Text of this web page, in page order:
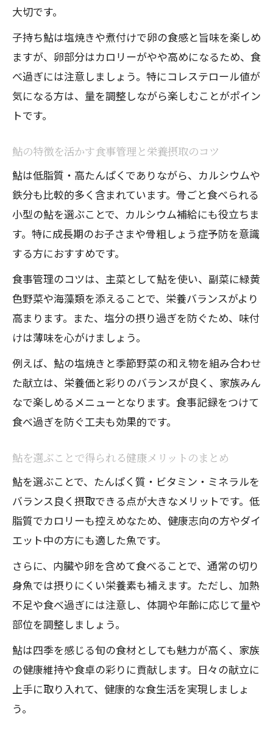
大切です。
子持ち鮎は塩焼きや煮付けで卵の食感と旨味を楽しめ
ますが、卵部分はカロリーがやや高めになるため、食
べ過ぎには注意しましょう。特にコレステロール値が
気になる方は、量を調整しながら楽しむことがポイン
トです。
鮎の特徴を活かす食事管理と栄養摂取のコツ
鮎は低脂質・高たんぱくでありながら、カルシウムや
鉄分も比較的多く含まれています。骨ごと食べられる
小型の鮎を選ぶことで、カルシウム補給にも役立ちま
す。特に成長期のお子さまや骨粗しょう症予防を意識
する方におすすめです。
食事管理のコツは、主菜として鮎を使い、副菜に緑黄
色野菜や海藻類を添えることで、栄養バランスがより
高まります。また、塩分の摂り過ぎを防ぐため、味付
けは薄味を心がけましょう。
例えば、鮎の塩焼きと季節野菜の和え物を組み合わせ
た献立は、栄養価と彩りのバランスが良く、家族みん
なで楽しめるメニューとなります。食事記録をつけて
食べ過ぎを防ぐ工夫も効果的です。
鮎を選ぶことで得られる健康メリットのまとめ
鮎を選ぶことで、たんぱく質・ビタミン・ミネラルを
バランス良く摂取できる点が大きなメリットです。低
脂質でカロリーも控えめなため、健康志向の方やダイ
エット中の方にも適した魚です。
さらに、内臓や卵を含めて食べることで、通常の切り
身魚では摂りにくい栄養素も補えます。ただし、加熱
不足や食べ過ぎには注意し、体調や年齢に応じて量や
部位を調整しましょう。
鮎は四季を感じる旬の食材としても魅力が高く、家族
の健康維持や食卓の彩りに貢献します。日々の献立に
上手に取り入れて、健康的な食生活を実現しましょ
う。